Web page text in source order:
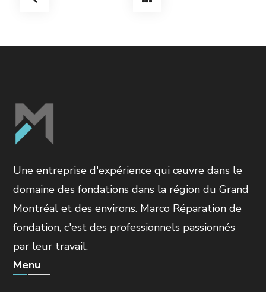
Une entreprise d'expérience qui œuvre dans le
domaine des fondations dans la région du Grand
Montréal et des environs. Marco Réparation de
fondation, c'est des professionnels passionnés
par leur travail.
Menu